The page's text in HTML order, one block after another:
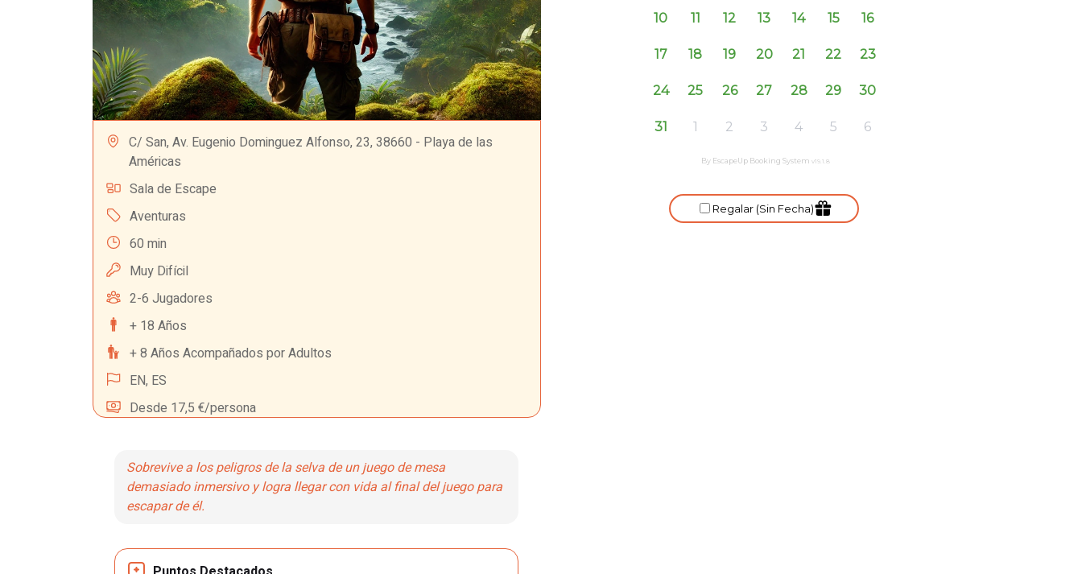
C/ San, Av. Eugenio Dominguez Alfonso, 23, 38660 - Playa de las
Américas
Sala de Escape
Aventuras
60 min
Muy Difícil
2-6 Jugadores
+ 18 Años
+ 8 Años Acompañados por Adultos
EN, ES
Desde 17,5 €/persona
Sobrevive a los peligros de la selva de un juego de mesa
demasiado inmersivo y logra llegar con vida al final del juego para
escapar de él.